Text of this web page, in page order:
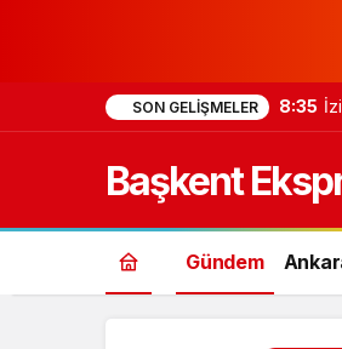
SON GELIŞMELER 8:35
Başkent
Gündem